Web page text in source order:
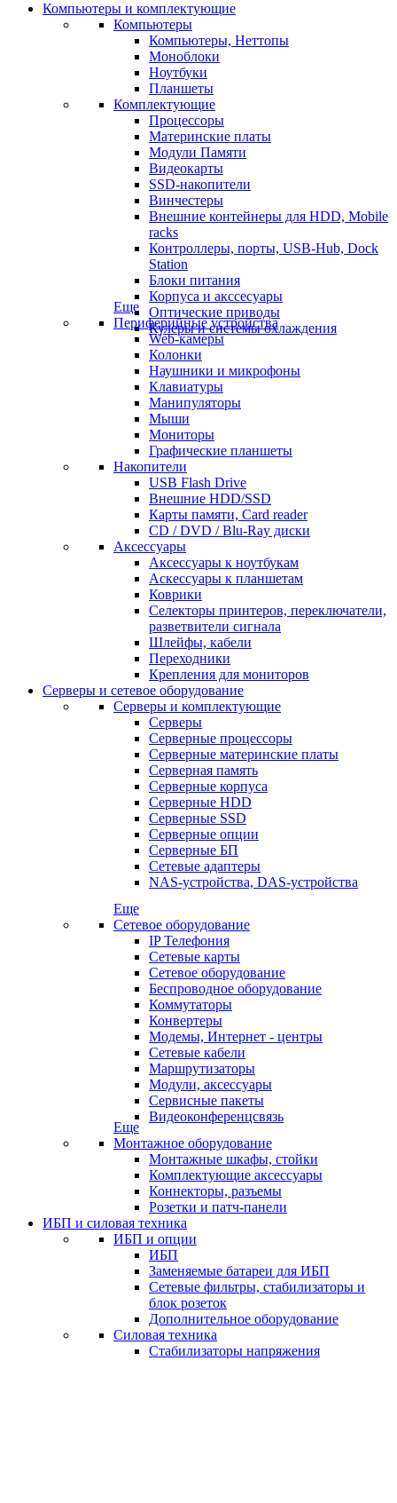
Компьютеры и комплектующие
Компьютеры
Компьютеры, Неттопы
Моноблоки
Ноутбуки
Планшеты
Комплектующие
Процессоры
Материнские платы
Модули Памяти
Видеокарты
SSD-накопители
Винчестеры
Внешние контейнеры для HDD, Mobile
racks
Контроллеры, порты, USB-Hub, Dock
Station
Блоки питания
Корпуса и акссесуары
Оптические приводы
Кулеры и системы охлаждения
Еще
Периферийные устройства
Web-камеры
Колонки
Наушники и микрофоны
Клавиатуры
Манипуляторы
Мыши
Мониторы
Графические планшеты
Накопители
USB Flash Drive
Внешние HDD/SSD
Карты памяти, Card reader
CD / DVD / Blu-Ray диски
Аксессуары
Аксессуары к ноутбукам
Аскессуары к планшетам
Коврики
Селекторы принтеров, переключатели,
разветвители сигнала
Шлейфы, кабели
Переходники
Крепления для мониторов
Серверы и сетевое оборудование
Серверы и комплектующие
Серверы
Серверные процессоры
Серверные материнские платы
Серверная память
Серверные корпуса
Серверные HDD
Серверные SSD
Серверные опции
Серверные БП
Сетевые адаптеры
NAS-устройства, DAS-устройства
Еще
Сетевое оборудование
IP Телефония
Сетевые карты
Сетевое оборудование
Беспроводное оборудование
Коммутаторы
Конвертеры
Модемы, Интернет - центры
Сетевые кабели
Маршрутизаторы
Модули, аксессуары
Сервисные пакеты
Видеоконференцсвязь
Еще
Монтажное оборудование
Монтажные шкафы, стойки
Комплектующие аксессуары
Коннекторы, разъемы
Розетки и патч-панели
ИБП и силовая техника
ИБП и опции
ИБП
Заменяемые батареи для ИБП
Сетевые фильтры, стабилизаторы и
блок розеток
Дополнительное оборудование
Силовая техника
Стабилизаторы напряжения